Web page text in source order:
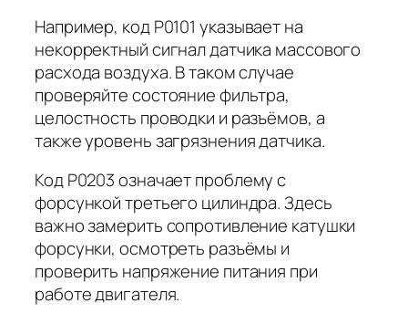
Например, кодP0101 указывает на
некорректный сигнал датчика массового
расхода воздуха. В таком случае
проверяйте состояние фильтра,
целостность проводки и разъёмов, а
также уровень загрязнения датчика.
КодP0203означает проблему с
форсункой третьего цилиндра. Здесь
важно замерить сопротивление катушки
форсунки, осмотреть разъёмы и
проверить напряжение питания при
работе двигателя.